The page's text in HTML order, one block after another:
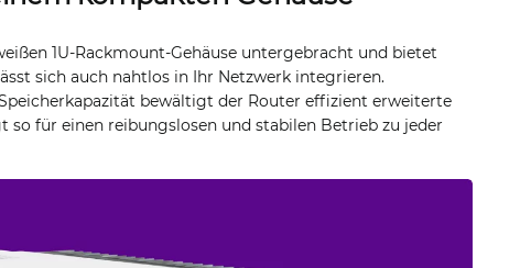
1U-Rackmount-Gehäuse untergebracht und bietet
sich auch nahtlos in Ihr Netzwerk integrieren.
bewältigt der Router effizient erweiterte
für einen reibungslosen und stabilen Betrieb zu jeder